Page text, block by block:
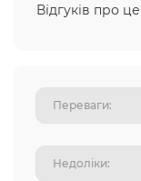
Відгуків про